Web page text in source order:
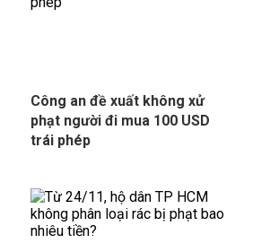
Công an đề xuất không xử
phạt người đi mua 100 USD
trái phép